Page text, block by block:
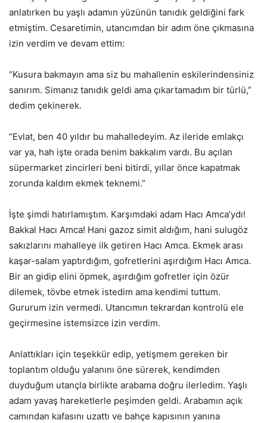
anlatırken bu yaşlı adamın yüzünün tanıdık geldiğini fark
etmiştim. Cesaretimin, utancımdan bir adım öne çıkmasına
izin verdim ve devam ettim:
“Kusura bakmayın ama siz bu mahallenin eskilerindensiniz
sanırım. Simanız tanıdık geldi ama çıkartamadım bir türlü,”
dedim çekinerek.
“Evlat, ben 40 yıldır bu mahalledeyim. Az ileride emlakçı
var ya, hah işte orada benim bakkalım vardı. Bu açılan
süpermarket zincirleri beni bitirdi, yıllar önce kapatmak
zorunda kaldım ekmek teknemi.”
İşte şimdi hatırlamıştım. Karşımdaki adam Hacı Amca’ydı!
Bakkal Hacı Amca! Hani gazoz simit aldığım, hani sulugöz
sakızlarını mahalleye ilk getiren Hacı Amca. Ekmek arası
kaşar-salam yaptırdığım, gofretlerini aşırdığım Hacı Amca.
Bir an gidip elini öpmek, aşırdığım gofretler için özür
dilemek, tövbe etmek istedim ama kendimi tuttum.
Gururum izin vermedi. Utancımın tekrardan kontrolü ele
geçirmesine istemsizce izin verdim.
Anlattıkları için teşekkür edip, yetişmem gereken bir
toplantım olduğu yalanını öne sürerek, kendimden
duyduğum utançla birlikte arabama doğru ilerledim. Yaşlı
adam yavaş hareketlerle peşimden geldi. Arabamın açık
camından kafasını uzattı ve bahçe kapısının yanına